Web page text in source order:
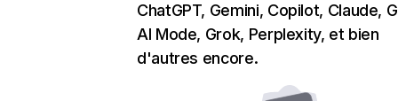
ChatGPT, Gemini, Copilot, Claude,
AI Mode, Grok, Perplexity, et bien
d'autres encore.